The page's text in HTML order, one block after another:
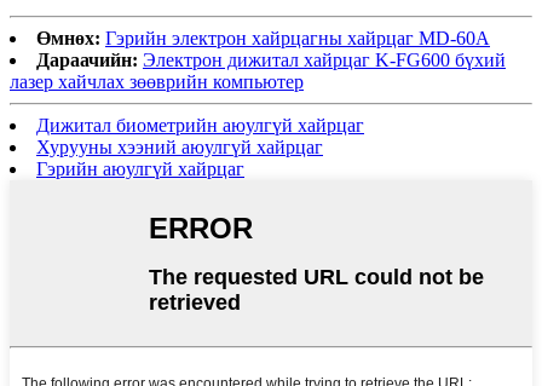
Өмнөх: Гэрийн электрон хайрцагны хайрцаг MD-60A
Дараачийн: Электрон дижитал хайрцаг K-FG600 бүхий
лазер хайчлах зөөврийн компьютер
Дижитал биометрийн аюулгүй хайрцаг
Хурууны хээний аюулгүй хайрцаг
Гэрийн аюулгүй хайрцаг